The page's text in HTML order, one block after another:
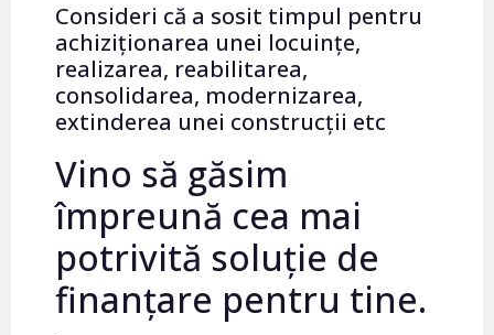
Consideri că a sosit timpul pentru
achiziționarea unei locuințe,
realizarea, reabilitarea,
consolidarea, modernizarea,
extinderea unei construcții etc
Vino să găsim
împreună cea mai
potrivită soluție de
finanțare pentru tine.